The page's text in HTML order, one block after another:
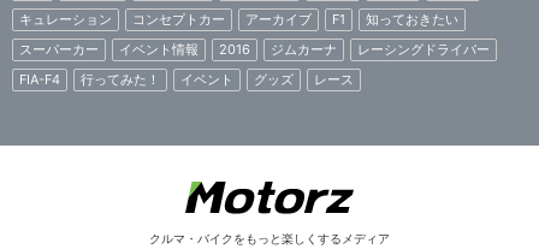
キュレーション
コンセプトカー アーカイブ F1
知っておきたい
スーパーカー
イベント情報 2016 ジムカーナ
レーシングドライバー
FIA-F4
行ってみた！ イベント グッズ レース
クルマ・バイクをもっと楽しくするメディア